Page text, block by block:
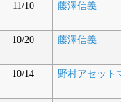
11/10 藤澤信義
10/20 藤澤信義
10/14 野村アセット